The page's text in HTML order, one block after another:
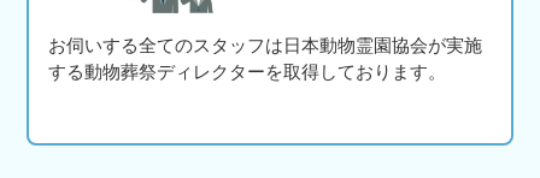
お伺いする全てのスタッフは日本動物霊園協会が実施
する動物葬祭ディレクターを取得しております。